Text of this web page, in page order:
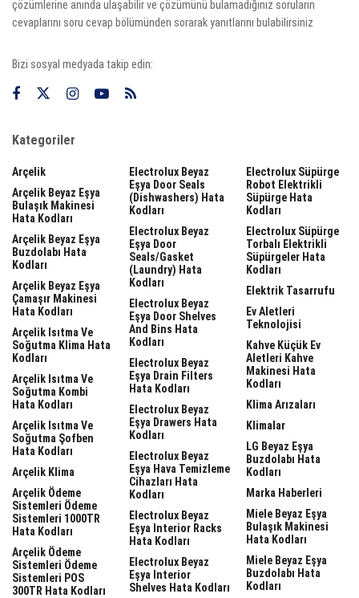
çözümlerine anında ulaşabilir ve çözümünü bulamadığınız soruların
cevaplarını soru cevap bölümünden sorarak yanıtlarını bulabilirsiniz
Bizi sosyal medyada takip edin:
Kategoriler
Arçelik
Arçelik Beyaz Eşya
Bulaşık Makinesi
Hata Kodları
Arçelik Beyaz Eşya
Buzdolabı Hata
Kodları
Arçelik Beyaz Eşya
Çamaşır Makinesi
Hata Kodları
Arçelik Isıtma Ve
Soğutma Klima Hata
Kodları
Arçelik Isıtma Ve
Soğutma Kombi
Hata Kodları
Arçelik Isıtma Ve
Soğutma Şofben
Hata Kodları
Arçelik Klima
Arçelik Ödeme
Sistemleri Ödeme
Sistemleri 1000TR
Hata Kodları
Arçelik Ödeme
Sistemleri Ödeme
Sistemleri POS
300TR Hata Kodları
Electrolux Beyaz
Eşya Door Seals
(dishwashers) Hata
Kodları
Electrolux Beyaz
Eşya Door
Seals/gasket
(laundry) Hata
Kodları
Electrolux Beyaz
Eşya Door Shelves
And Bins Hata
Kodları
Electrolux Beyaz
Eşya Drain Filters
Hata Kodları
Electrolux Beyaz
Eşya Drawers Hata
Kodları
Electrolux Beyaz
Eşya Hava Temizleme
Cihazları Hata
Kodları
Electrolux Beyaz
Eşya Interior Racks
Hata Kodları
Electrolux Beyaz
Eşya Interior
Shelves Hata Kodları
Electrolux Süpürge
Robot Elektrikli
Süpürge Hata
Kodları
Electrolux Süpürge
Torbalı Elektrikli
Süpürgeler Hata
Kodları
Elektrik Tasarrufu
Ev Aletleri
Teknolojisi
Kahve Küçük Ev
Aletleri Kahve
Makinesi Hata
Kodları
Klima Arızaları
Klimalar
LG Beyaz Eşya
Buzdolabı Hata
Kodları
Marka Haberleri
Miele Beyaz Eşya
Bulaşık Makinesi
Hata Kodları
Miele Beyaz Eşya
Buzdolabı Hata
Kodları